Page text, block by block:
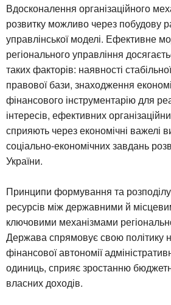
Вдосконалення організаційного
розвитку можливо через побудову
управлінської моделі. Ефективне
регіонального управління
таких факторів: наявності
правової бази, знаходження
фінансового інструментарію для
інтересів, ефективних
сприяють через економічні важелі
соціально-економічних завдань
України.
Принципи формування та
ресурсів між державними й
ключовими механізмами
Держава спрямовує свою політику
фінансової автономії
одиниць, сприяє зростанню
власних доходів.